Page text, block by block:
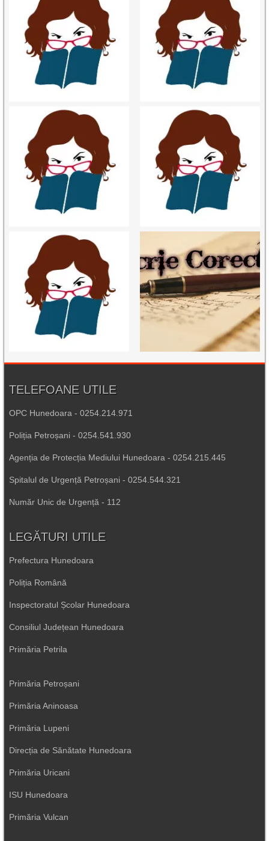
TELEFOANE UTILE
OPC Hunedoara - 0254.214.971
Poliția Petroșani - 0254.541.930
Agenția de Protecția Mediului Hunedoara - 0254.215.445
Spitalul de Urgență Petroșani - 0254.544.321
Număr Unic de Urgență - 112
LEGĂTURI UTILE
Prefectura Hunedoara
Poliția Română
Inspectoratul Școlar Hunedoara
Consiliul Județean Hunedoara
Primăria Petrila
Primăria Petroșani
Primăria Aninoasa
Primăria Lupeni
Direcția de Sănătate Hunedoara
Primăria Uricani
ISU Hunedoara
Primăria Vulcan